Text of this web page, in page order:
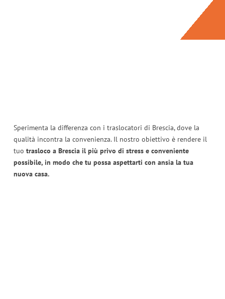
Sperimenta la differenza con i traslocatori di Brescia, dove la
qualità incontra la convenienza. Il nostro obiettivo è rendere il
tuo trasloco a Brescia il più privo di stress e conveniente
possibile, in modo che tu possa aspettarti con ansia la tua
nuova casa.